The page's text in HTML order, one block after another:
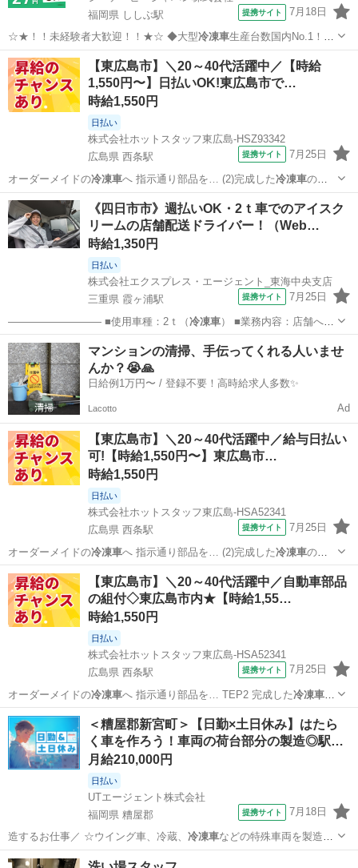
福岡県 ししぶ駅
提携サイト 7月18日
☆★！！未経験者大歓迎！！★☆ ◆大型冷凍車生産台数国内No.1！！
安定企業様での…
福岡 ししぶ駅 その他
【東広島市】＼20～40代活躍中／【時給
1,550円〜】日払いOK!東広島市で…
時給1,550円
日払い
株式会社ホットスタッフ東広島-HSZ93342
広島県 西条駅
提携サイト 7月25日
オーダーメイドの冷凍車 へ 指示通り部品を… (2)完成した冷凍車の中
を磨く ＼…
広島 東広島市 西条駅 工場
《四日市市》週払いOK・2ｔ車でのアイスク
リームの店舗配送ドライバー！（Web…
時給1,350円
日払い
株式会社エクスプレス・エージェント_東海中央支店
三重県 霞ヶ浦駅
提携サイト 7月25日
————————— ■使用車種：2ｔ（冷凍車） ■業務内容：店舗への
アイスクリーム…
三重 四日市市 ドライバー
マンションの清掃、手伝ってくれる人いませ
んか？😭🙏
日給例1万円〜 / 登録不要！高時給求人多数✨
Lacotto Ad
【東広島市】＼20～40代活躍中／給与日払い
可!【時給1,550円〜】東広島市…
時給1,550円
日払い
株式会社ホットスタッフ東広島-HSA52341
広島県 西条駅
提携サイト 7月25日
オーダーメイドの冷凍車 へ 指示通り部品を… (2)完成した冷凍車の中
を磨く 日勤…
広島 東広島市 西条駅
【東広島市】＼20～40代活躍中／自動車部品
の組付◇東広島市内★【時給1,55…
時給1,550円
日払い
株式会社ホットスタッフ東広島-HSA52341
広島県 西条駅
提携サイト 7月25日
オーダーメイドの冷凍車へ 指示通り部品を… TEP2 完成した冷凍車の
中を磨く 日勤…
広島 東広島市 西条駅 工場
＜糟屋郡新宮町＞【日勤×土日休み】はたら
く車を作ろう！車両の荷台部分の製造◎駅…
月給210,000円
日払い
UTエージェント株式会社
福岡県 糟屋郡
提携サイト 7月18日
造するお仕事／ ☆ウイング車、冷蔵、 冷凍車などの特殊車両を製造し
ている工場です！…
福岡 糟屋郡 工場